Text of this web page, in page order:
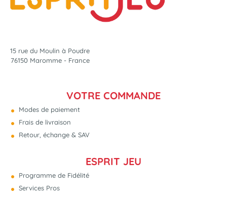
15 rue du Moulin à Poudre
76150 Maromme - France
VOTRE COMMANDE
Modes de paiement
Frais de livraison
Retour, échange & SAV
ESPRIT JEU
Programme de Fidélité
Services Pros